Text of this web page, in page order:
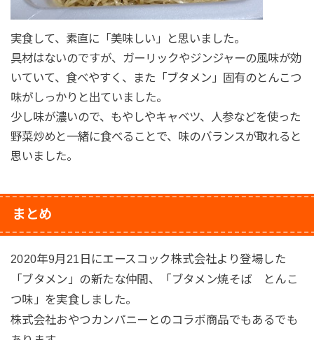
実食して、素直に「美味しい」と思いました。
具材はないのですが、ガーリックやジンジャーの風味が効
いていて、食べやすく、また「ブタメン」固有のとんこつ
味がしっかりと出ていました。
少し味が濃いので、もやしやキャベツ、人参などを使った
野菜炒めと一緒に食べることで、味のバランスが取れると
思いました。
まとめ
2020年9月21日にエースコック株式会社より登場した
「ブタメン」の新たな仲間、「ブタメン焼そば とんこ
つ味」を実食しました。
株式会社おやつカンパニーとのコラボ商品でもあるでも